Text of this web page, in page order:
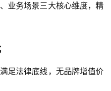
业务场景三大核心维度，精
足法律底线，无品牌增值价